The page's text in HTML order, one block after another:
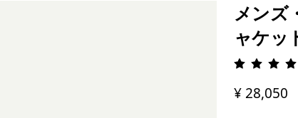
メンズ
ャケッ
評価
¥ 28,050